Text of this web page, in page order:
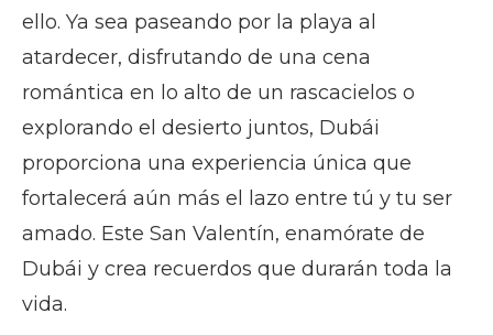
ello. Ya sea paseando por la playa al
atardecer, disfrutando de una cena
romántica en lo alto de un rascacielos o
explorando el desierto juntos, Dubái
proporciona una experiencia única que
fortalecerá aún más el lazo entre tú y tu ser
amado. Este San Valentín, enamórate de
Dubái y crea recuerdos que durarán toda la
vida.